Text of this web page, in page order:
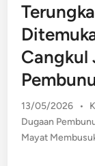
Cangkul
13/05/2026 •
Dugaan
Mayat